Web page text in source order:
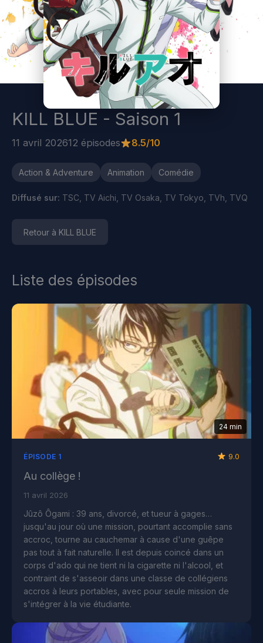
KILL BLUE - Saison 1
11 avril 202612 épisodes 8.5/10
Action & Adventure Animation Comédie
Diffusé sur: TSC, TV Aichi, TV Osaka, TV Tokyo, TVh, TVQ
Retour à KILL BLUE
Liste des épisodes
24 min
ÉPISODE 1 9.0
Au collège !
11 avril 2026
Jûzô Ôgami : 39 ans, divorcé, et tueur à gages…
jusqu'au jour où une mission, pourtant accomplie sans
accroc, tourne au cauchemar à cause d'une guêpe
pas tout à fait naturelle. Il est depuis coincé dans un
corps d'ado qui ne tient ni la cigarette ni l'alcool, et
contraint de s'asseoir dans une classe de collégiens
accros à leurs portables, avec pour seule mission de
s'intégrer à la vie étudiante.